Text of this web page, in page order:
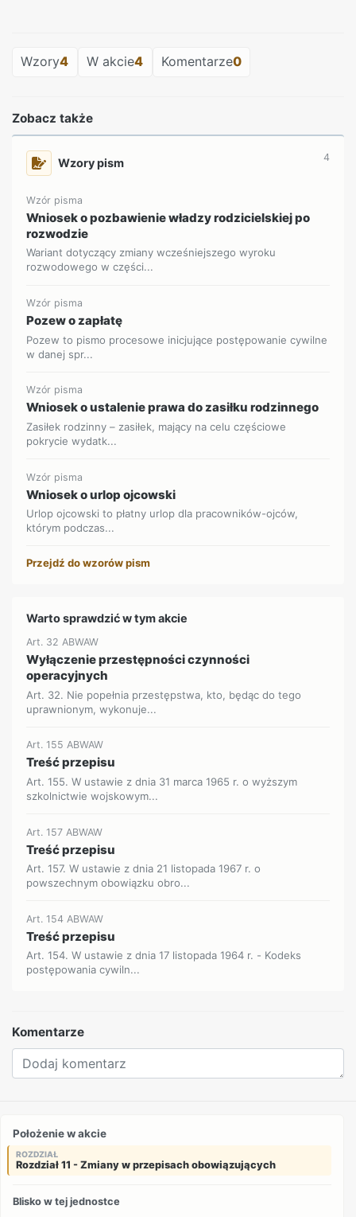
Wzory4 W akcie4 Komentarze0
Zobacz także
Wzory pism 4
Wzór pisma
Wniosek o pozbawienie władzy rodzicielskiej po
rozwodzie
Wariant dotyczący zmiany wcześniejszego wyroku
rozwodowego w części...
Wzór pisma
Pozew o zapłatę
Pozew to pismo procesowe inicjujące postępowanie cywilne
w danej spr...
Wzór pisma
Wniosek o ustalenie prawa do zasiłku rodzinnego
Zasiłek rodzinny – zasiłek, mający na celu częściowe
pokrycie wydatk...
Wzór pisma
Wniosek o urlop ojcowski
Urlop ojcowski to płatny urlop dla pracowników-ojców,
którym podczas...
Przejdź do wzorów pism
Warto sprawdzić w tym akcie
Art. 32 ABWAW
Wyłączenie przestępności czynności
operacyjnych
Art. 32. Nie popełnia przestępstwa, kto, będąc do tego
uprawnionym, wykonuje...
Art. 155 ABWAW
Treść przepisu
Art. 155. W ustawie z dnia 31 marca 1965 r. o wyższym
szkolnictwie wojskowym...
Art. 157 ABWAW
Treść przepisu
Art. 157. W ustawie z dnia 21 listopada 1967 r. o
powszechnym obowiązku obro...
Art. 154 ABWAW
Treść przepisu
Art. 154. W ustawie z dnia 17 listopada 1964 r. - Kodeks
postępowania cywiln...
Komentarze
Położenie w akcie
ROZDZIAŁ
Rozdział 11 - Zmiany w przepisach obowiązujących
Blisko w tej jednostce